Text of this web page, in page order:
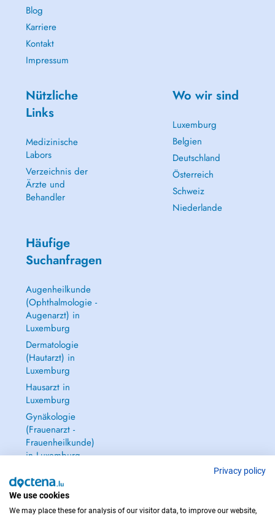
Blog
Karriere
Kontakt
Impressum
Nützliche
Links
Medizinische
Labors
Verzeichnis der
Ärzte und
Behandler
Wo wir sind
Luxemburg
Belgien
Deutschland
Österreich
Schweiz
Niederlande
Häufige
Suchanfragen
Augenheilkunde
(Ophthalmologie -
Augenarzt) in
Luxemburg
Dermatologie
(Hautarzt) in
Luxemburg
Hausarzt in
Luxemburg
Gynäkologie
(Frauenarzt -
Frauenheilkunde)
in Luxemburg
Privacy policy
We use cookies
We may place these for analysis of our visitor data, to improve our website,